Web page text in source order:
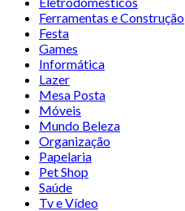
Ferramentas e Construção
Festa
Games
Informática
Lazer
Mesa Posta
Móveis
Mundo Beleza
Organização
Papelaria
Pet Shop
Saúde
Tv e Vídeo